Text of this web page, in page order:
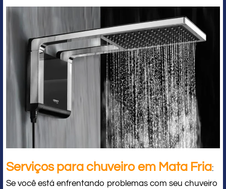
Serviços para chuveiro em Mata Fria:
Se você está enfrentando problemas com seu chuveiro